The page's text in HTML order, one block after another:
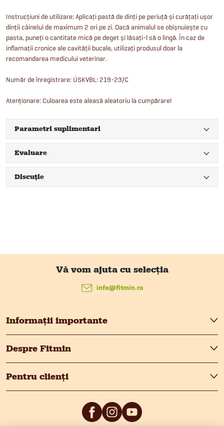
Instrucțiuni de utilizare: Aplicați pastă de dinți pe periuță și curățați ușor
dinții câinelui de maximum 2 ori pe zi. Dacă animalul se obișnuiește cu
pasta, puneți o cantitate mică pe deget și lăsați-l să o lingă. În caz de
inflamații cronice ale cavității bucale, utilizați produsul doar la
recomandarea medicului veterinar.
Număr de înregistrare: ÚSKVBL: 219-23/C
Atenționare: Culoarea este aleasă aleatoriu la cumpărare!
Parametri suplimentari
Evaluare
Discuţie
b
s
o
Informații importante
Despre Fitmin
Pentru clienți
info@fitmin.ro